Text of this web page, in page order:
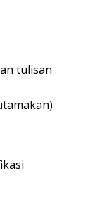
tulisan